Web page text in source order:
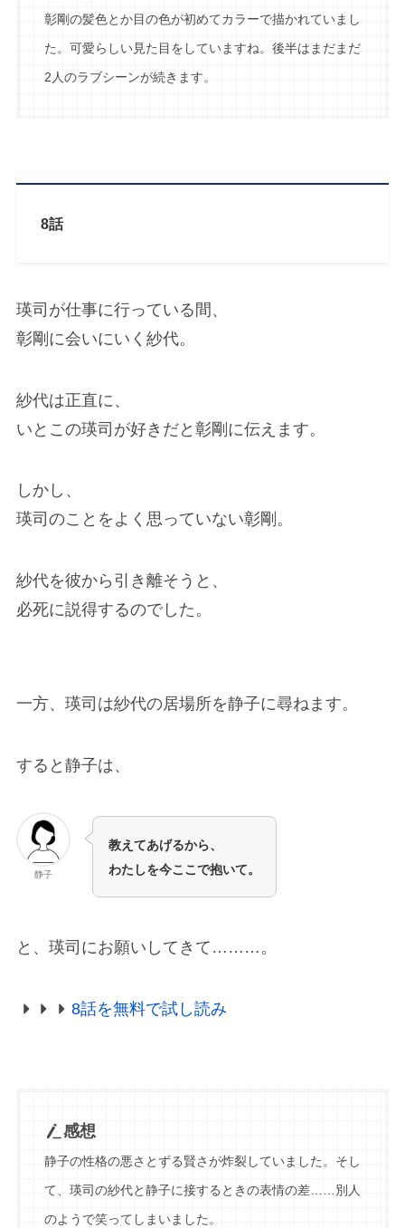
彰剛の髪色とか目の色が初めてカラーで描かれていまし
た。可愛らしい見た目をしていますね。後半はまだまだ
2人のラブシーンが続きます。
8話
瑛司が仕事に行っている間、
彰剛に会いにいく紗代。
紗代は正直に、
いとこの瑛司が好きだと彰剛に伝えます。
しかし、
瑛司のことをよく思っていない彰剛。
紗代を彼から引き離そうと、
必死に説得するのでした。
一方、瑛司は紗代の居場所を静子に尋ねます。
すると静子は、
静子
教えてあげるから、
わたしを今ここで抱いて。
と、瑛司にお願いしてきて………。
8話を無料で試し読み
感想
静子の性格の悪さとずる賢さが炸裂していました。そし
て、瑛司の紗代と静子に接するときの表情の差……別人
のようで笑ってしまいました。